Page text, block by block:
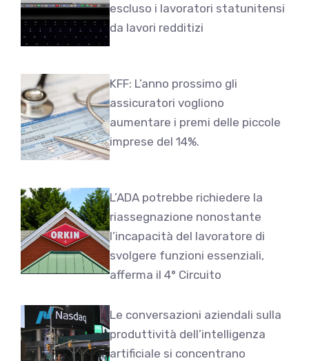
escluso i lavoratori statunitensi
da lavori redditizi
KFF: L’anno prossimo gli
assicuratori vogliono
aumentare i premi delle piccole
imprese del 14%.
L’ADA potrebbe richiedere la
riassegnazione nonostante
l’incapacità del lavoratore di
svolgere funzioni essenziali,
afferma il 4° Circuito
Le conversazioni aziendali sulla
produttività dell’intelligenza
artificiale si concentrano